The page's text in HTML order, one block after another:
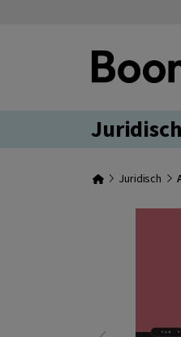
Juridisch
Juridisch